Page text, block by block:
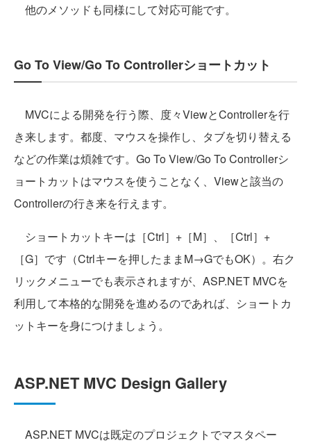
他のメソッドも同様にして対応可能です。
Go To View/Go To Controllerショートカット
MVCによる開発を行う際、度々ViewとControllerを行
き来します。都度、マウスを操作し、タブを切り替える
などの作業は煩雑です。Go To View/Go To Controllerシ
ョートカットはマウスを使うことなく、Viewと該当の
Controllerの行き来を行えます。
ショートカットキーは［Ctrl］+［M］、［Ctrl］+
［G］です（Ctrlキーを押したままM→GでもOK）。右ク
リックメニューでも表示されますが、ASP.NET MVCを
利用して本格的な開発を進めるのであれば、ショートカ
ットキーを身につけましょう。
ASP.NET MVC Design Gallery
ASP.NET MVCは既定のプロジェクトでマスタペー